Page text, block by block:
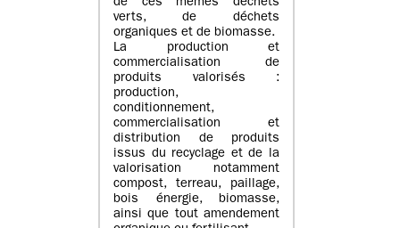
de ces mêmes déchets
verts, de déchets
organiques et de biomasse.
La production et
commercialisation de
produits valorisés :
production,
conditionnement,
commercialisation et
distribution de produits
issus du recyclage et de la
valorisation notamment
compost, terreau, paillage,
bois énergie, biomasse,
ainsi que tout amendement